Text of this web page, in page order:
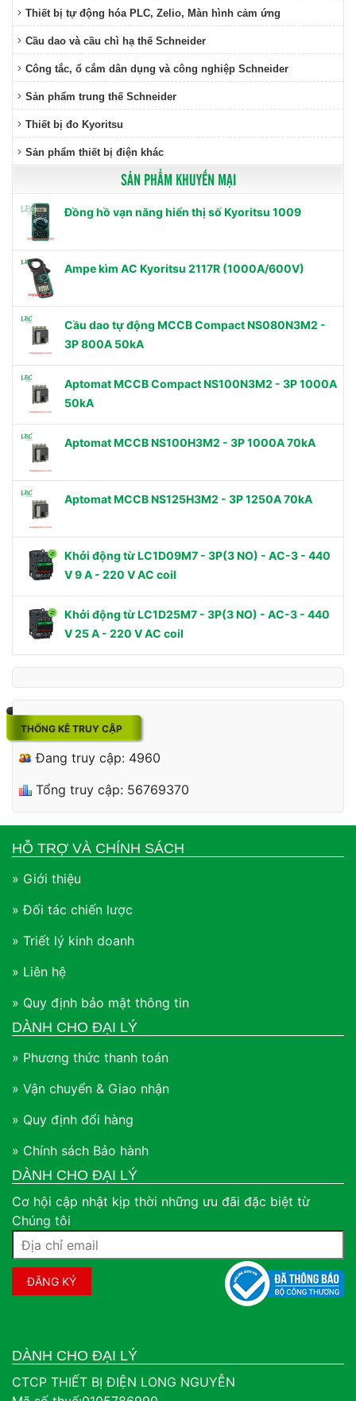
Thiết bị tự động hóa PLC, Zelio, Màn hình cảm ứng
Cầu dao và cầu chì hạ thế Schneider
Công tắc, ổ cắm dân dụng và công nghiệp Schneider
Sản phẩm trung thế Schneider
Thiết bị đo Kyoritsu
Sản phẩm thiết bị điện khác
SẢN PHẨM KHUYẾN MẠI
Đồng hồ vạn năng hiển thị số Kyoritsu 1009
Ampe kìm AC Kyoritsu 2117R (1000A/600V)
Cầu dao tự động MCCB Compact NS080N3M2 -
3P 800A 50kA
Aptomat MCCB Compact NS100N3M2 - 3P 1000A
50kA
Aptomat MCCB NS100H3M2 - 3P 1000A 70kA
Aptomat MCCB NS125H3M2 - 3P 1250A 70kA
Khởi động từ LC1D09M7 - 3P(3 NO) - AC-3 - 440
V 9 A - 220 V AC coil
Khởi động từ LC1D25M7 - 3P(3 NO) - AC-3 - 440
V 25 A - 220 V AC coil
THỐNG KÊ TRUY CẬP
Đang truy cập: 4960
Tổng truy cập: 56769370
HỖ TRỢ VÀ CHÍNH SÁCH
» Giới thiệu
» Đối tác chiến lược
» Triết lý kinh doanh
» Liên hệ
» Quy định bảo mật thông tin
DÀNH CHO ĐẠI LÝ
» Phương thức thanh toán
» Vận chuyển & Giao nhận
» Quy định đổi hàng
» Chính sách Bảo hành
DÀNH CHO ĐẠI LÝ
Cơ hội cập nhật kịp thời những ưu đãi đặc biệt từ
Chúng tôi
DÀNH CHO ĐẠI LÝ
CTCP THIẾT BỊ ĐIỆN LONG NGUYỄN